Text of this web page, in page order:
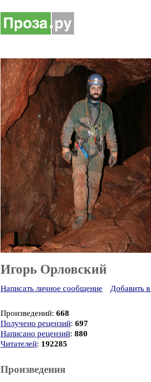
Игорь Орловский
Написать личное сообщение Добавить
Произведений: 668
Получено рецензий: 697
Написано рецензий: 880
Читателей: 192285
Произведения